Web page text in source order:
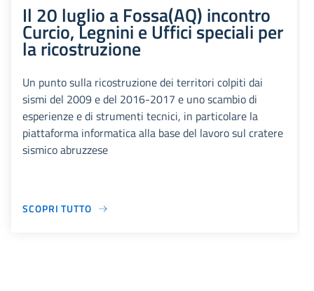
Il 20 luglio a Fossa(AQ) incontro
Curcio, Legnini e Uffici speciali per
la ricostruzione
Un punto sulla ricostruzione dei territori colpiti dai
sismi del 2009 e del 2016-2017 e uno scambio di
esperienze e di strumenti tecnici, in particolare la
piattaforma informatica alla base del lavoro sul cratere
sismico abruzzese
SCOPRI TUTTO